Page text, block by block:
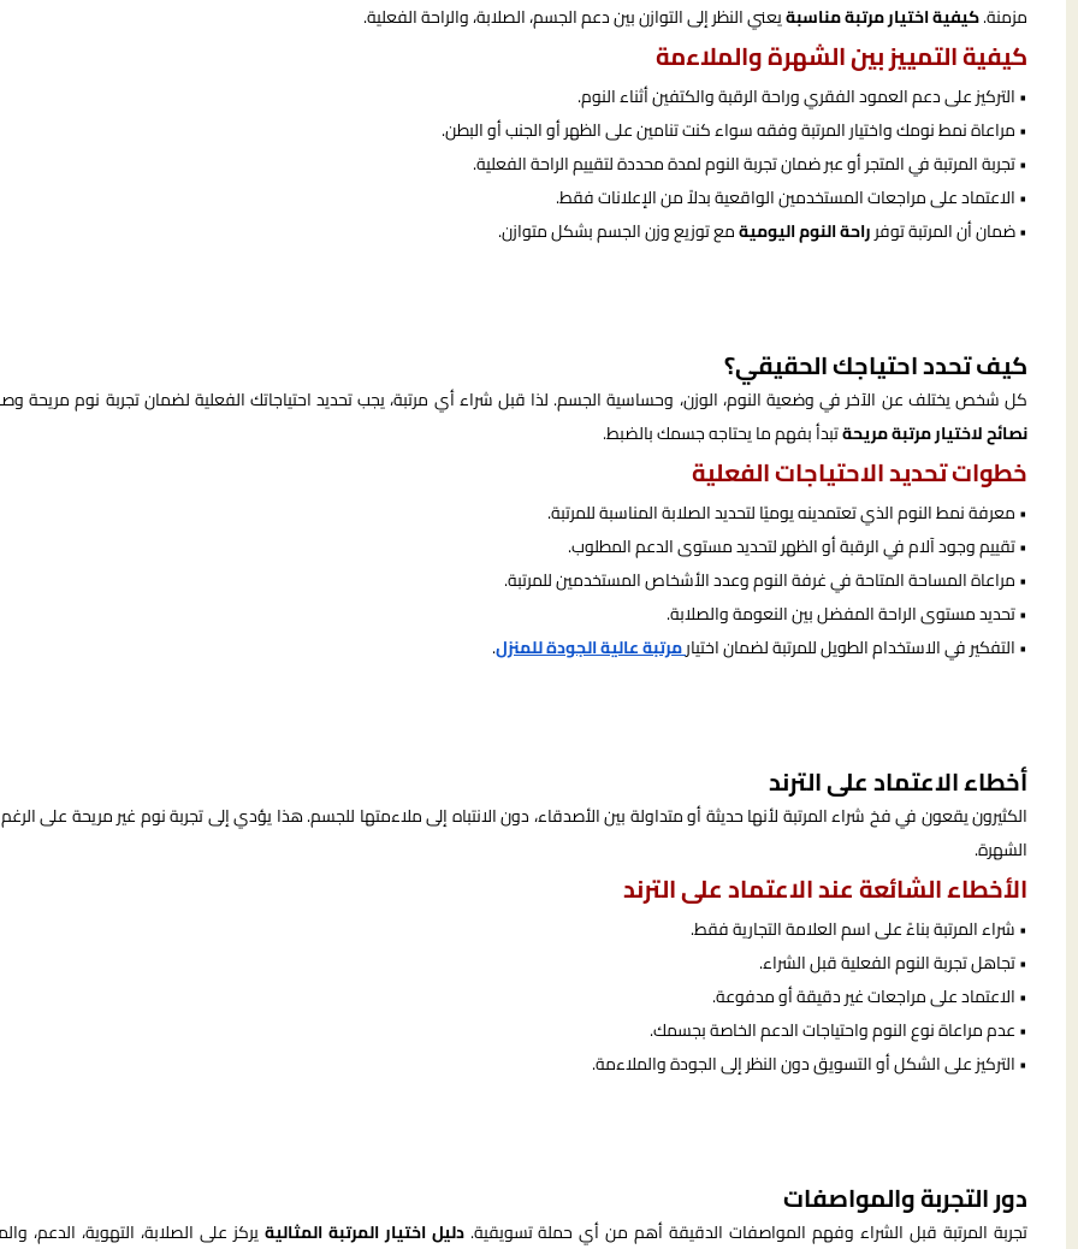
مزمنة.كيفية اختيار مرتبة مناسبةيعني النظر إلى التوازن بين دعم الجسم، الصلابة، والراحة الفعلية.
كيفية التمييز بين الشهرة والملاءمة
• التركيز على دعم العمود الفقري وراحة الرقبة والكتفين أثناء النوم.
• مراعاة نمط نومك واختيار المرتبة وفقه سواء كنت تنامين على الظهر أو الجنب أو البطن.
• تجربة المرتبة في المتجر أو عبر ضمان تجربة النوم لمدة محددة لتقييم الراحة الفعلية.
• الاعتماد على مراجعات المستخدمين الواقعية بدلاً من الإعلانات فقط.
• ضمان أن المرتبة توفرراحة النوم اليوميةمع توزيع وزن الجسم بشكل متوازن.
كيف تحدد احتياجك الحقيقي؟
كل شخص يختلف عن الآخر في وضعية النوم، الوزن، وحساسية الجسم. لذا قبل شراء أي مرتبة، يجب تحديد احتياجاتك الفعلية لضمان تجربة نوم مريحة
نصائح لاختيار مرتبة مريحةتبدأ بفهم ما يحتاجه جسمك بالضبط.
خطوات تحديد الاحتياجات الفعلية
• معرفة نمط النوم الذي تعتمدينه يوميًا لتحديد الصلابة المناسبة للمرتبة.
• تقييم وجود آلام في الرقبة أو الظهر لتحديد مستوى الدعم المطلوب.
• مراعاة المساحة المتاحة في غرفة النوم وعدد الأشخاص المستخدمين للمرتبة.
• تحديد مستوى الراحة المفضل بين النعومة والصلابة.
• التفكير في الاستخدام الطويل للمرتبة لضمان اختيارمرتبة عالية الجودة للمنزل.
أخطاء الاعتماد على الترند
الكثيرون يقعون في فخ شراء المرتبة لأنها حديثة أو متداولة بين الأصدقاء، دون الانتباه إلى ملاءمتها للجسم. هذا يؤدي إلى تجربة نوم غير مريحة على
الشهرة.
الأخطاء الشائعة عند الاعتماد على الترند
• شراء المرتبة بناءً على اسم العلامة التجارية فقط.
• تجاهل تجربة النوم الفعلية قبل الشراء.
• الاعتماد على مراجعات غير دقيقة أو مدفوعة.
• عدم مراعاة نوع النوم واحتياجات الدعم الخاصة بجسمك.
• التركيز على الشكل أو التسويق دون النظر إلى الجودة والملاءمة.
دور التجربة والمواصفات
تجربة المرتبة قبل الشراء وفهم المواصفات الدقيقة أهم من أي حملة تسويقية.دليل اختيار المرتبة المثاليةيركز على الصلابة، التهوية، الدعم،